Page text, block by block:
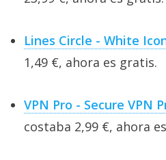
Lines Circle - White
1,49 €, ahora es gratis.
VPN Pro - Secure VPN
costaba 2,99 €, ahora